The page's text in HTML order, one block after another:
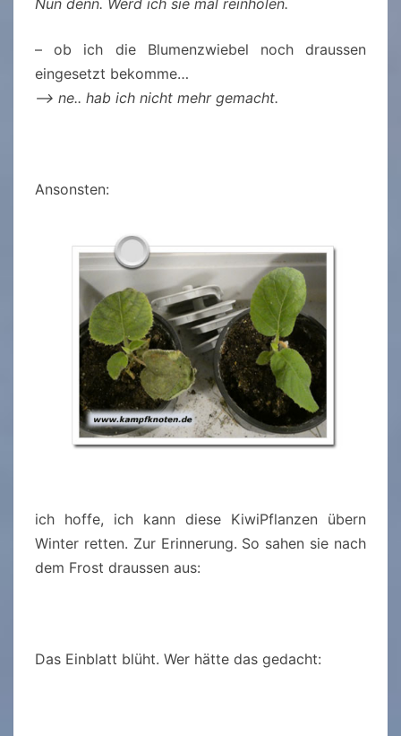
– ob ich die Blumenzwiebel noch draussen
eingesetzt bekomme…
–> ne.. hab ich nicht mehr gemacht.
Ansonsten:
ich hoffe, ich kann diese KiwiPflanzen übern
Winter retten. Zur Erinnerung. So sahen sie nach
dem Frost draussen aus:
Das Einblatt blüht. Wer hätte das gedacht: